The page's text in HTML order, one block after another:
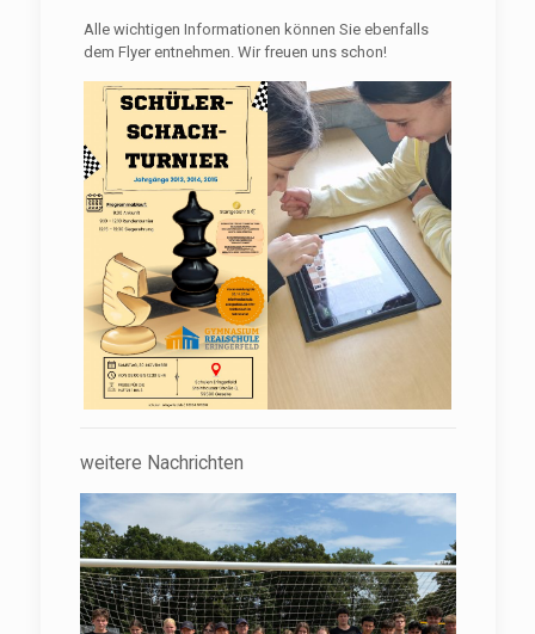
Alle wichtigen Informationen können Sie ebenfalls
dem Flyer entnehmen. Wir freuen uns schon!
weitere Nachrichten